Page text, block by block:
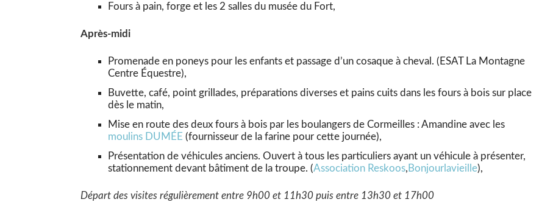
Fours à pain, forge et les 2 salles du musée du Fort,
Après-midi
Promenade en poneys pour les enfants et passage d’un cosaque à cheval. (ESAT La Montagne
Centre Équestre),
Buvette, café, point grillades, préparations diverses et pains cuits dans les fours à bois sur place
dès le matin,
Mise en route des deux fours à bois par les boulangers de Cormeilles : Amandine avec les
moulins DUMÉE (fournisseur de la farine pour cette journée),
Présentation de véhicules anciens. Ouvert à tous les particuliers ayant un véhicule à présenter,
stationnement devant bâtiment de la troupe. (Association Reskoos, Bonjourlavieille),
Départ des visites régulièrement entre 9h00 et 11h30 puis entre 13h30 et 17h00